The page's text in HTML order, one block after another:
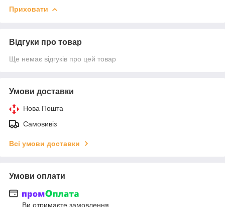
Приховати
Відгуки про товар
Ще немає відгуків про цей товар
Умови доставки
Нова Пошта
Самовивіз
Всі умови доставки
Умови оплати
Ви отримаєте замовлення